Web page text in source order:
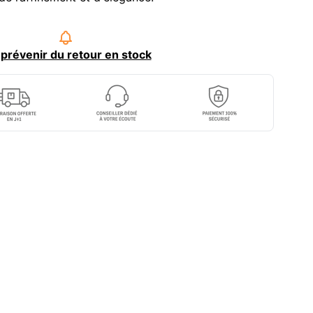
du retour en stock